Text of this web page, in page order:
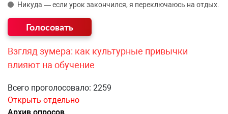
Никуда — если урок закончился, я переключаюсь на отдых.
Взгляд зумера: как культурные привычки
влияют на обучение
Всего проголосовало: 2259
Открыть отдельно